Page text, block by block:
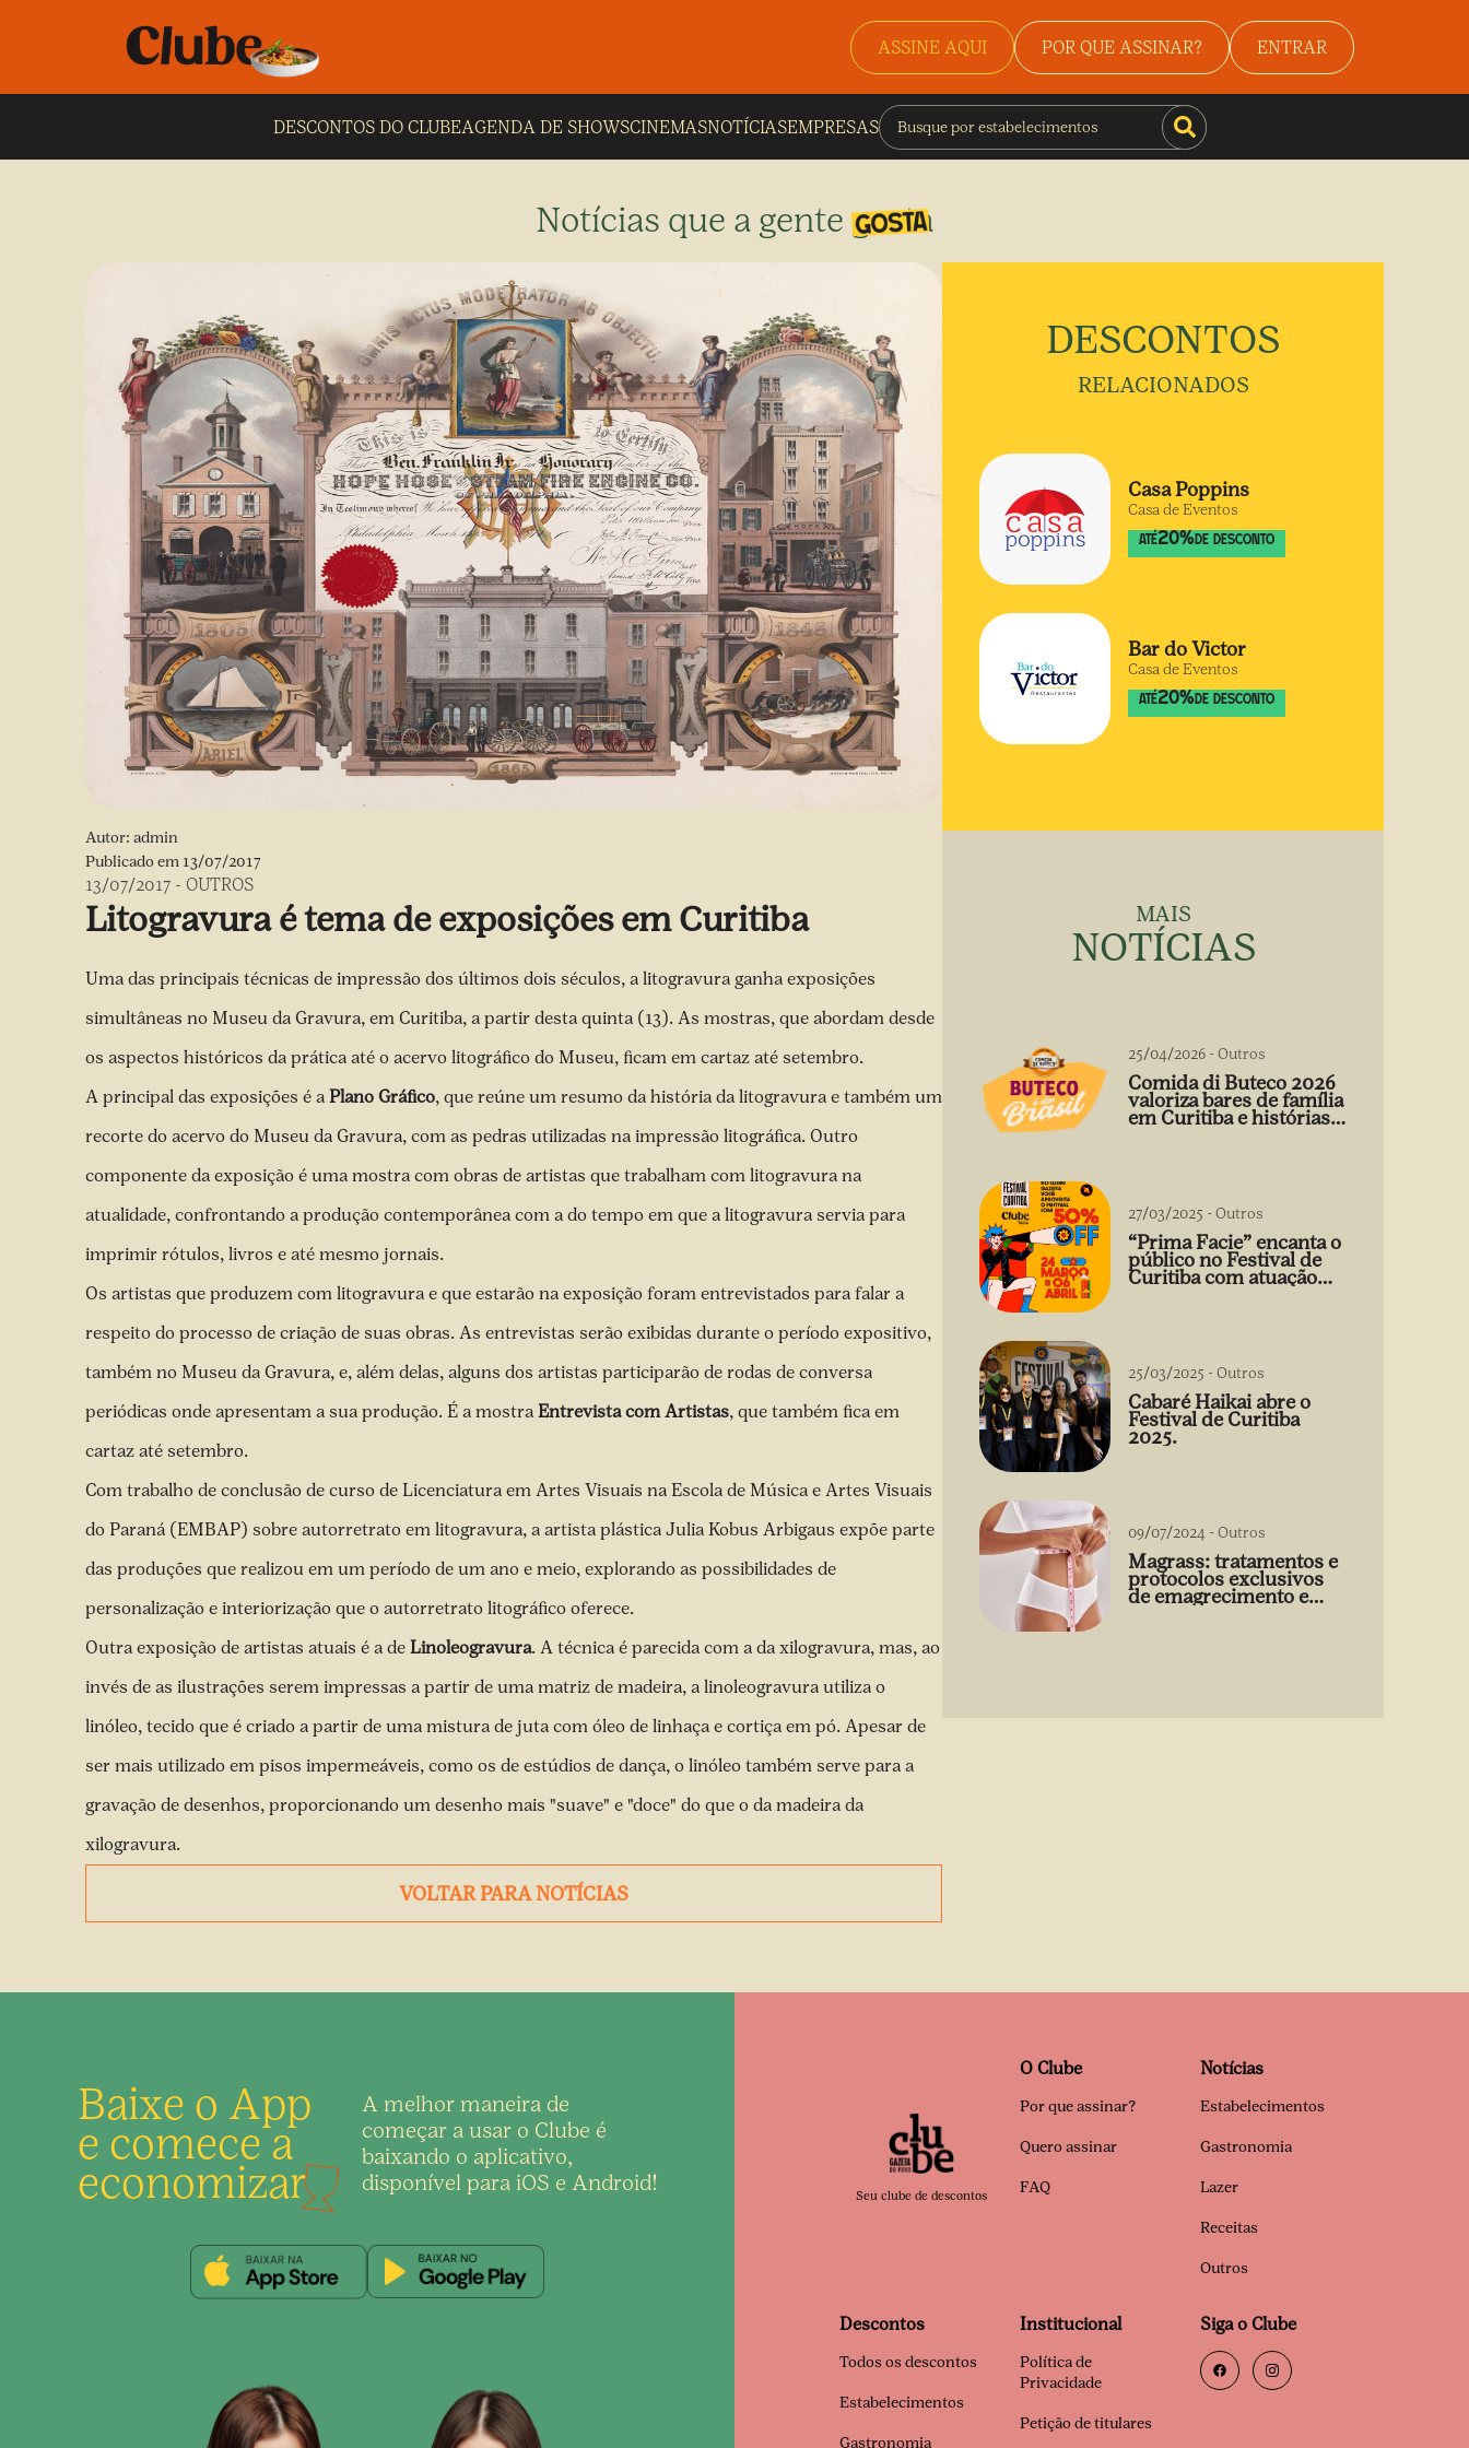
ASSINE AQUI POR QUE ASSINAR? ENTRAR
DESCONTOS DO CLUBEAGENDA DE SHOWSCINEMASNOTÍCIASEMPRESAS
Notícias que a gente gosta
Autor: admin
Publicado em13/07/2017
13/07/2017 - OUTROS
Litogravura é tema de exposições em Curitiba
Uma das principais técnicas de impressão dos últimos dois séculos, a litogravura ganha exposições
simultâneas no Museu da Gravura, em Curitiba, a partir desta quinta (13). As mostras, que abordam desde
os aspectos históricos da prática até o acervo litográfico do Museu, ficam em cartaz até setembro.
A principal das exposições é a Plano Gráfico, que reúne um resumo da história da litogravura e também um
recorte do acervo do Museu da Gravura, com as pedras utilizadas na impressão litográfica. Outro
componente da exposição é uma mostra com obras de artistas que trabalham com litogravura na
atualidade, confrontando a produção contemporânea com a do tempo em que a litogravura servia para
imprimir rótulos, livros e até mesmo jornais.
Os artistas que produzem com litogravura e que estarão na exposição foram entrevistados para falar a
respeito do processo de criação de suas obras. As entrevistas serão exibidas durante o período expositivo,
também no Museu da Gravura, e, além delas, alguns dos artistas participarão de rodas de conversa
periódicas onde apresentam a sua produção. É a mostra Entrevista com Artistas, que também fica em
cartaz até setembro.
Com trabalho de conclusão de curso de Licenciatura em Artes Visuais na Escola de Música e Artes Visuais
do Paraná (EMBAP) sobre autorretrato em litogravura, a artista plástica Julia Kobus Arbigaus expõe parte
das produções que realizou em um período de um ano e meio, explorando as possibilidades de
personalização e interiorização que o autorretrato litográfico oferece.
Outra exposição de artistas atuais é a de Linoleogravura. A técnica é parecida com a da xilogravura, mas, ao
invés de as ilustrações serem impressas a partir de uma matriz de madeira, a linoleogravura utiliza o
linóleo, tecido que é criado a partir de uma mistura de juta com óleo de linhaça e cortiça em pó. Apesar de
ser mais utilizado em pisos impermeáveis, como os de estúdios de dança, o linóleo também serve para a
gravação de desenhos, proporcionando um desenho mais "suave" e "doce" do que o da madeira da
xilogravura.
VOLTAR PARA NOTÍCIAS
DESCONTOS
RELACIONADOS
Casa Poppins
Casa de Eventos
ATÉ20%DE DESCONTO
Bar do Victor
Casa de Eventos
ATÉ20%DE DESCONTO
MAIS
NOTÍCIAS
25/04/2026 -Outros
Comida di Buteco 2026
valoriza bares de família
em Curitiba e histórias
27/03/2025 -Outros
“Prima Facie” encanta o
público no Festival de
Curitiba com atuação
arrebatadora de Débora
25/03/2025 -Outros
Cabaré Haikai abre o
Festival de Curitiba
2025.
09/07/2024 -Outros
Magrass: tratamentos e
protocolos exclusivos
de emagrecimento e
estética sem uso de
Baixe o App
e comece a
economizar
A melhor maneira de
começar a usar o Clube é
baixando o aplicativo,
disponível para iOS e Android!
Seu clube de descontos
O Clube
Por que assinar?
Quero assinar
FAQ
Notícias
Estabelecimentos
Gastronomia
Lazer
Receitas
Outros
Descontos
Todos os descontos
Estabelecimentos
Gastronomia
Institucional
Política de
Privacidade
Petição de titulares
Siga o Clube